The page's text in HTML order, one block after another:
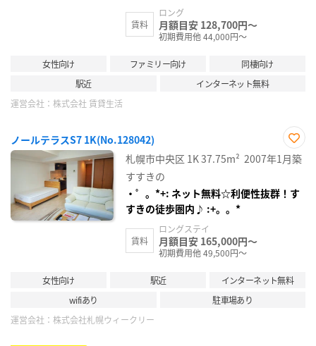
賃料
ロング
月額目安 128,700円～
初期費用他 44,000円～
女性向け ファミリー向け
同棲向け
駅近
インターネット無料
運営会社： 株式会社 賃貸生活
ノールテラスS7 1K(No.128042)
お気
に入
札幌市中央区 1K37.75m² 2007年1月築
すすきの
・゜。*+: ネット無料☆利便性抜群！す
すきの徒歩圏内♪ :+。。*
賃料
ロングステイ
月額目安 165,000円～
初期費用他 49,500円～
女性向け 駅近
インターネット無料
wifiあり
駐車場あり
運営会社： 株式会社札幌ウィークリー